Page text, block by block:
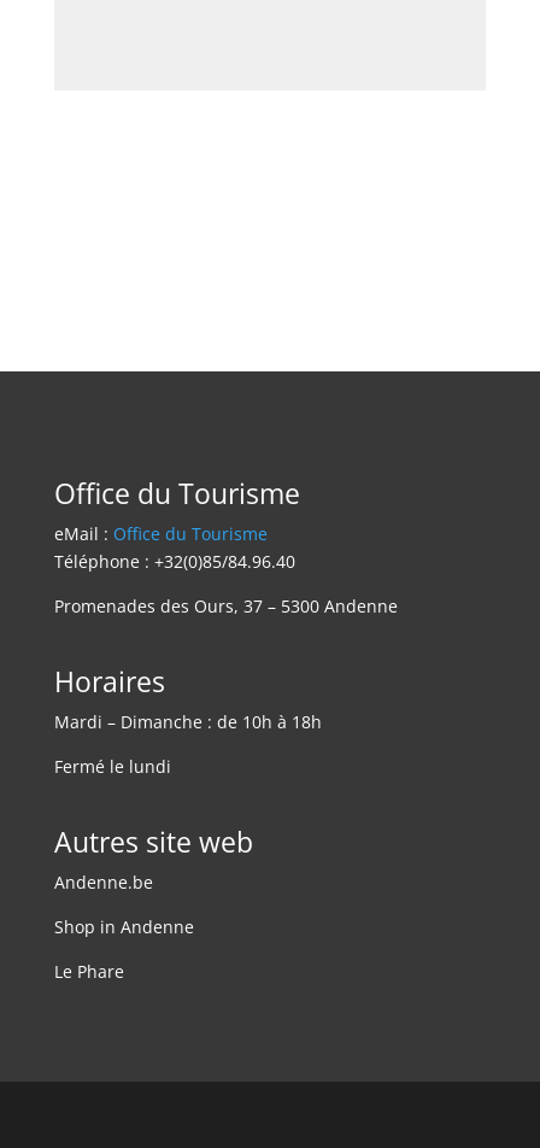
Office du Tourisme
eMail : Office du Tourisme
Téléphone : +32(0)85/84.96.40
Promenades des Ours, 37 – 5300 Andenne
Horaires
Mardi – Dimanche : de 10h à 18h
Fermé le lundi
Autres site web
Andenne.be
Shop in Andenne
Le Phare